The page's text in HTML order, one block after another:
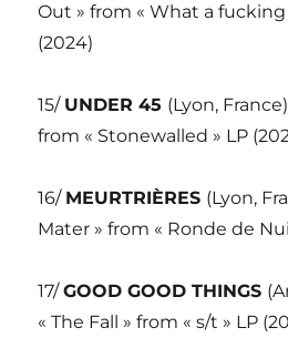
Out » from « What a
(2024)
15/ UNDER 45 (Lyon,
from « Stonewalled » LP
16/ MEURTRIÈRES (Lyon,
Mater » from « Ronde de
17/GOOD GOOD THINGS
« The Fall » from « s/t » LP